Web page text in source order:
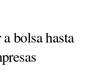
bolsa hasta